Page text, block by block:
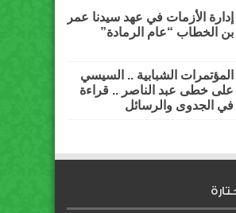
إدارة الأزمات في عهد سيدنا عمر
بن الخطاب “عام الرمادة”
المؤتمرات الشبابية .. السيسي
على خطى عبد الناصر .. قراءة
في الجدوى والرسائل